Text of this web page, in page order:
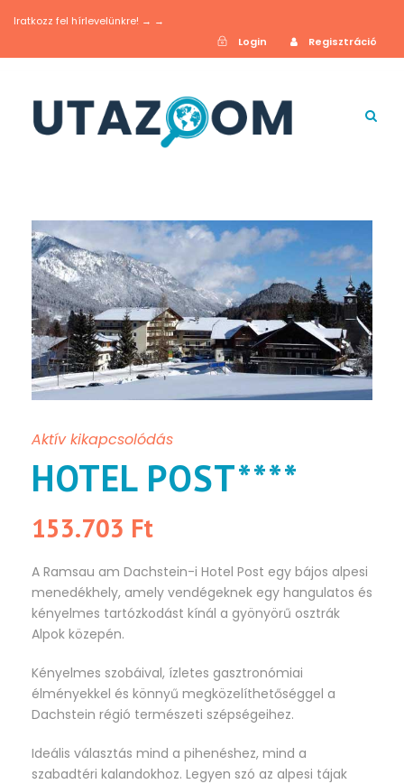
Iratkozz fel hírlevelünkre! → →
Login
Regisztráció
Aktív kikapcsolódás
HOTEL POST****
153.703 Ft
A Ramsau am Dachstein-i Hotel Post egy bájos alpesi
menedékhely, amely vendégeknek egy hangulatos és
kényelmes tartózkodást kínál a gyönyörű osztrák
Alpok közepén.
Kényelmes szobáival, ízletes gasztronómiai
élményekkel és könnyű megközelíthetőséggel a
Dachstein régió természeti szépségeihez.
Ideális választás mind a pihenéshez, mind a
szabadtéri kalandokhoz. Legyen szó az alpesi tájak